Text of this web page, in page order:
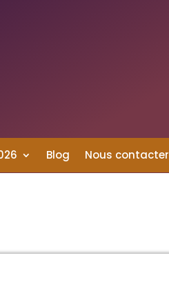
Blog Nous contacter